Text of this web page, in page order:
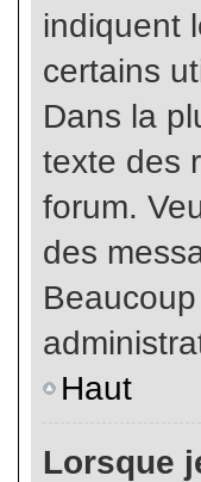
indiquent
certains
Dans la
texte des
forum.
des
Haut
Lorsque